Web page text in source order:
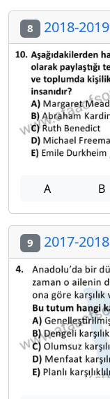
8 2018-
A B
9 2017-